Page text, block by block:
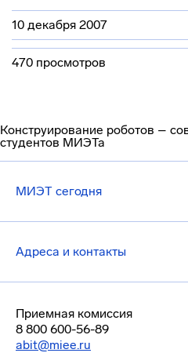
10 декабря 2007
470 просмотров
Конструирование роботов –
студентов МИЭТа
МИЭТ сегодня
Адреса и контакты
Приемная комиссия
8 800 600-56-89
abit@miee.ru